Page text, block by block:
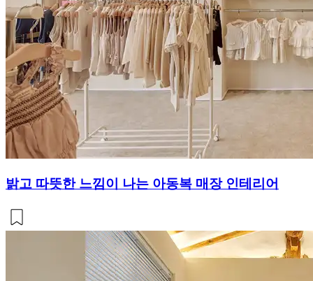
밝고 따뜻한 느낌이 나는 아동복 매장 인테리어